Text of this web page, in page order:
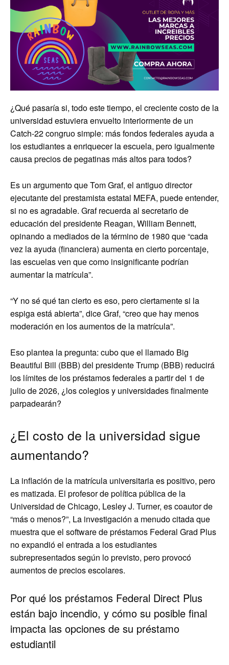
¿Qué pasaría si, todo este tiempo, el creciente costo de la
universidad estuviera envuelto interiormente de un
Catch-22 congruo simple: más fondos federales ayuda a
los estudiantes a enriquecer la escuela, pero igualmente
causa precios de pegatinas más altos para todos?
Es un argumento que Tom Graf, el antiguo director
ejecutante del prestamista estatal MEFA, puede entender,
si no es agradable. Graf recuerda al secretario de
educación del presidente Reagan, William Bennett,
opinando a mediados de la término de 1980 que “cada
vez la ayuda (financiera) aumenta en cierto porcentaje,
las escuelas ven que como insignificante podrían
aumentar la matrícula”.
“Y no sé qué tan cierto es eso, pero ciertamente si la
espiga está abierta”, dice Graf, “creo que hay menos
moderación en los aumentos de la matrícula”.
Eso plantea la pregunta: cubo que el llamado Big
Beautiful Bill (BBB) ​​del presidente Trump (BBB) ​​reducirá
los límites de los préstamos federales a partir del 1 de
julio de 2026, ¿los colegios y universidades finalmente
parpadearán?
¿El costo de la universidad sigue
aumentando?
La inflación de la matrícula universitaria es positivo, pero
es matizada. El profesor de política pública de la
Universidad de Chicago, Lesley J. Turner, es coautor de
“más o menos?”, La investigación a menudo citada que
muestra que el software de préstamos Federal Grad Plus
no expandió el entrada a los estudiantes
subrepresentados según lo previsto, pero provocó
aumentos de precios escolares.
Por qué los préstamos Federal Direct Plus
están bajo incendio, y cómo su posible final
impacta las opciones de su préstamo
estudiantil